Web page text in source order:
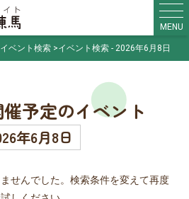
MENU
イベント検索 イベント検索 - 2026年6月8日
予定のイベント
年6月8日
せんでした。検索条件を変えて再度